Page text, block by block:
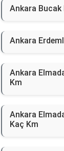
Ankara Bucak
Ankara
Ankara
Km
Ankara
Kaç Km